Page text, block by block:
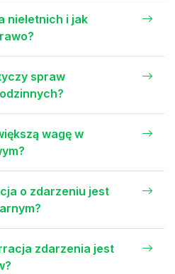
nieletnich i jak
spraw
wagę w
o zdarzeniu jest
zdarzenia jest